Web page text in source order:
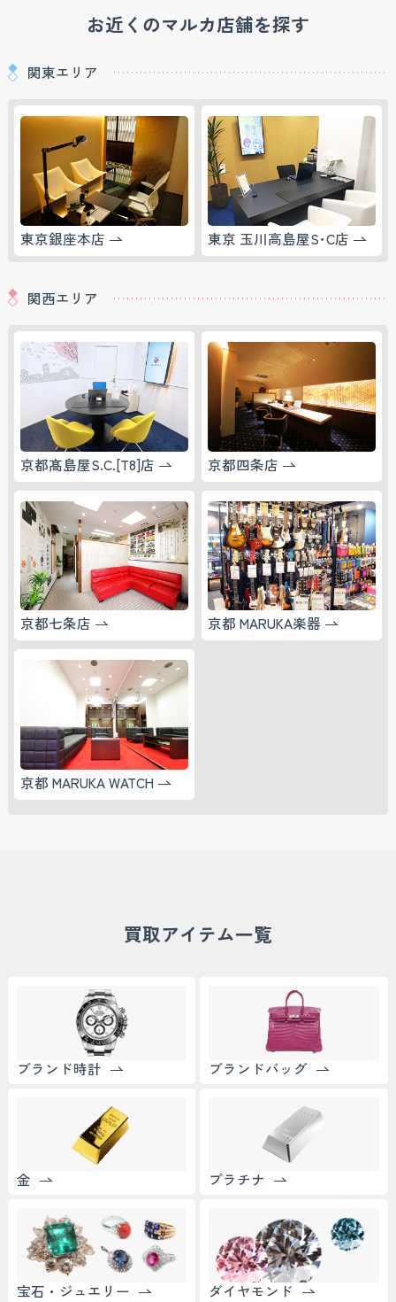
お近くのマルカ店舗を探す
関東エリア
東京銀座本店 東京 玉川高島屋S･C店
関西エリア
京都髙島屋S.C.[T8]店 京都四条店
京都七条店 京都 MARUKA楽器
京都 MARUKA WATCH
買取アイテム一覧
ブランド時計 ブランドバッグ
金 プラチナ
宝石・ジュエリー ダイヤモンド